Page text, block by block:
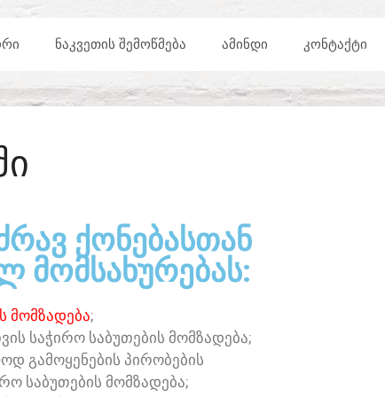
ᲜᲐᲙᲕᲔᲗᲘᲡ ᲨᲔᲛᲝᲬᲛᲔᲑᲐ ᲐᲛᲘᲜᲓᲘ ᲙᲝᲜᲢᲐᲥᲢᲘ
ᲥᲝᲜᲔᲑᲐᲡᲗᲐᲜ
ᲛᲝᲛᲡᲐᲮᲣᲠᲔᲑᲐᲡ:​
ᲛᲝᲛᲖᲐᲓᲔᲑᲐ;
ᲡᲐᲭᲘᲠᲝ ᲡᲐᲑᲣᲗᲔᲑᲘᲡ ᲛᲝᲛᲖᲐᲓᲔᲑᲐ;
ᲒᲐᲛᲝᲧᲔᲜᲔᲑᲘᲡ ᲞᲘᲠᲝᲑᲔᲑᲘᲡ
ᲡᲐᲑᲣᲗᲔᲑᲘᲡ ᲛᲝᲛᲖᲐᲓᲔᲑᲐ;